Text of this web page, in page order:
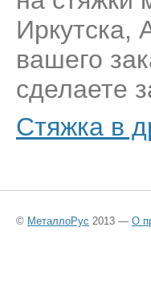
Иркутска,
вашего
сделаете
Стяжка в
© МеталлоРус 2013 — О